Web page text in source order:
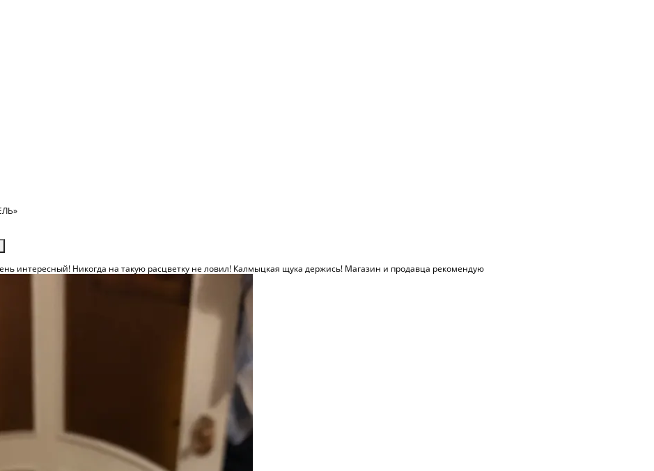
интересный! Никогда на такую расцветку не ловил! Калмыцкая щука держись! Магазин и продавца рекомендую